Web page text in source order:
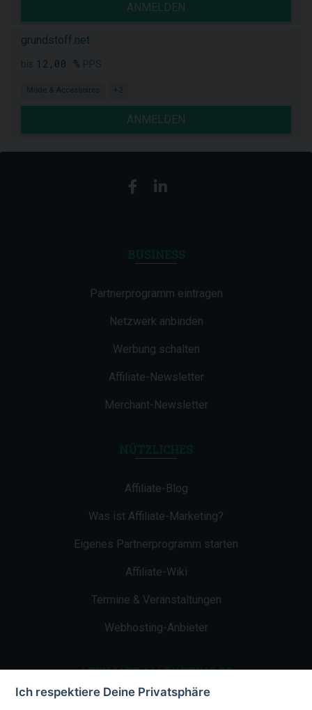
ANMELDEN
grundstoff.net
12,00 %
Mode & Accessoires +2
ANMELDEN
Partnerprogramm eintragen
Netzwerk anbinden
Werbung schalten
Affiliate-Newsletter
Merchant-Newsletter
Affiliate-Blog
Was ist Affiliate-Marketing?
Eigenes Partnerprogramm starten
Affiliate-Wiki
Termine & Veranstaltungen
Webhosting-Anbieter
AFFILIATE-MARKETING.DE
Ich respektiere Deine Privatsphäre